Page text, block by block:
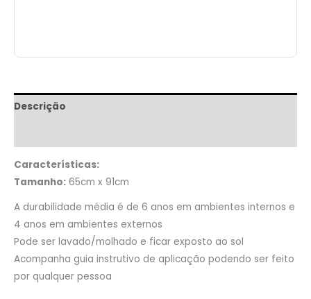
Descrição
Características:
Tamanho: 65cm x 91cm
A durabilidade média é de 6 anos em ambientes internos e
4 anos em ambientes externos
Pode ser lavado/molhado e ficar exposto ao sol
Acompanha guia instrutivo de aplicação podendo ser feito
por qualquer pessoa